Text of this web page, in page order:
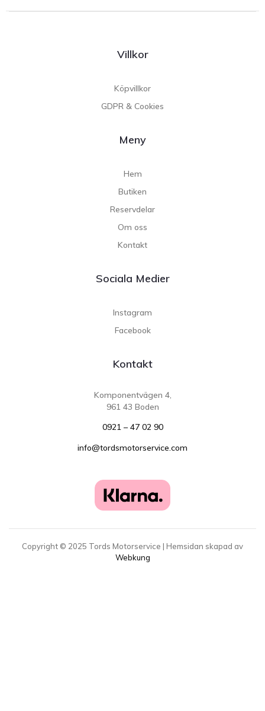
Villkor
Köpvillkor
GDPR & Cookies
Meny
Hem
Butiken
Reservdelar
Om oss
Kontakt
Sociala Medier
Instagram
Facebook
Kontakt
Komponentvägen 4,
961 43 Boden
0921 – 47 02 90
info@tordsmotorservice.com
Copyright © 2025 Tords Motorservice | Hemsidan skapad av
Webkung